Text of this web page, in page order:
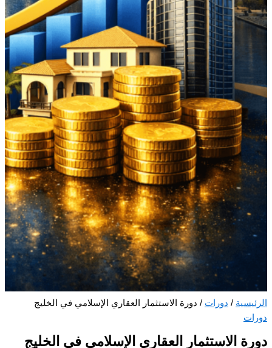
/دورات/ دورة الاستثمار العقاري الإسلامي في الخليج
الاستثمار العقاري الإسلامي في الخليج